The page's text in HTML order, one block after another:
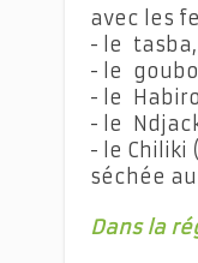
avec les
- le tasba,
- le
- le
- le
- le Chiliki
séchée
Dans la